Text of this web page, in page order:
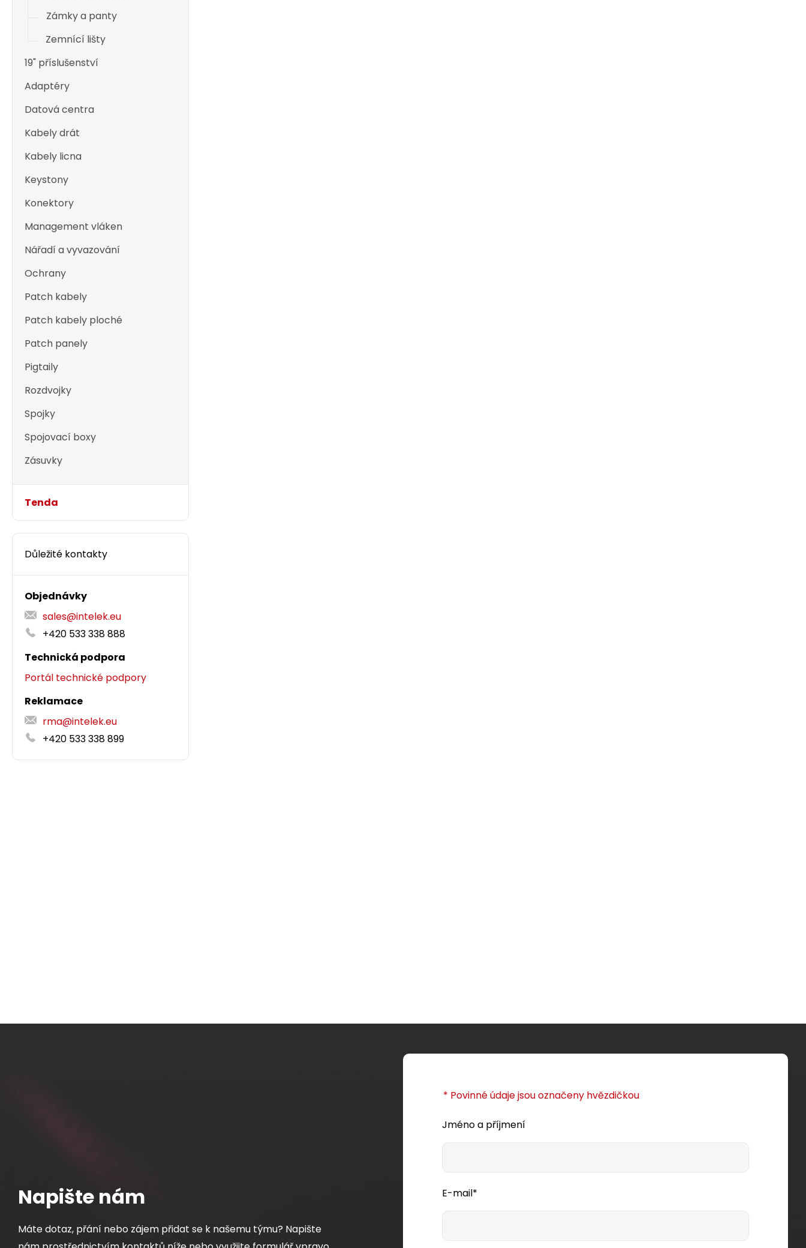
Zámky a panty
Zemnící lišty
19" příslušenství
Adaptéry
Datová centra
Kabely drát
Kabely licna
Keystony
Konektory
Management vláken
Nářadí a vyvazování
Ochrany
Patch kabely
Patch kabely ploché
Patch panely
Pigtaily
Rozdvojky
Spojky
Spojovací boxy
Zásuvky
Tenda
Důležité kontakty
Objednávky
sales@intelek.eu
+420 533 338 888
Technická podpora
Portál technické podpory
Reklamace
rma@intelek.eu
+420 533 338 899
Napište nám
Máte dotaz, přání nebo zájem přidat se k našemu týmu? Napište
* Povinné údaje jsou označeny hvězdičkou
Jméno a příjmení
E-mail*